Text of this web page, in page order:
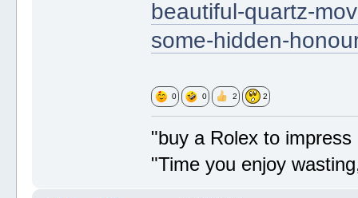
beautiful-quartz-
some-hidden-
0 0 2 2
"buy a Rolex to
"Time you enjoy